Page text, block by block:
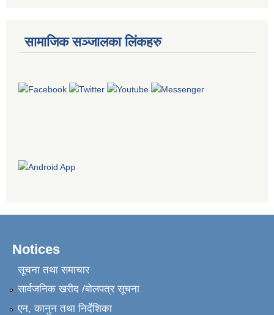
सामाजिक सञ्जालका लिंकहरु
Notices
सूचना तथा समाचार
सार्वजनिक खरीद /बोलपत्र सूचना
एन, कानुन तथा निर्देशिका